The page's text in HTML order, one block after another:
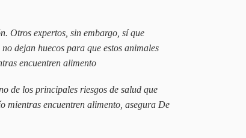
Otros expertos, sin embargo, sí que
dejan huecos para que estos animales
encuentren alimento
de los principales riesgos de salud que
mientras encuentren alimento, asegura De